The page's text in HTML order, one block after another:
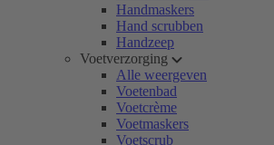
Handmaskers
Hand scrubben
Handzeep
Voetverzorging
Alle weergeven
Voetenbad
Voetcrème
Voetmaskers
Voetscrub